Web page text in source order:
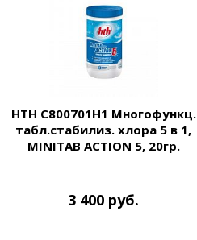
HTH C800701H1 Многофункц.
табл.стабилиз. хлора 5 в 1,
MINITAB ACTION 5, 20гр.
3 400 руб.